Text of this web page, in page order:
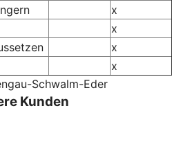
x
x
x
x
Schwalm-Eder
Kunden